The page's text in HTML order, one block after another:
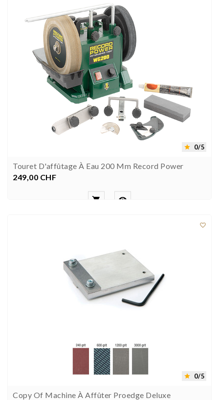
 0/5
Touret D'affûtage À Eau 200 Mm Record Power
Prezzo
249,00 CHF
 

 0/5
Copy Of Machine À Affûter Proedge Deluxe